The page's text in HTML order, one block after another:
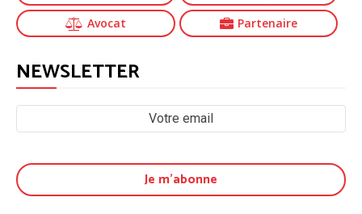
Avocat Partenaire
NEWSLETTER